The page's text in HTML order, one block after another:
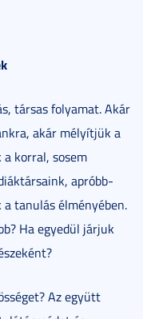
társas folyamat. Akár
akár mélyítjük a
korral, sosem
apróbb-
tanulás élményében.
Ha egyedül járjuk
Az együtt